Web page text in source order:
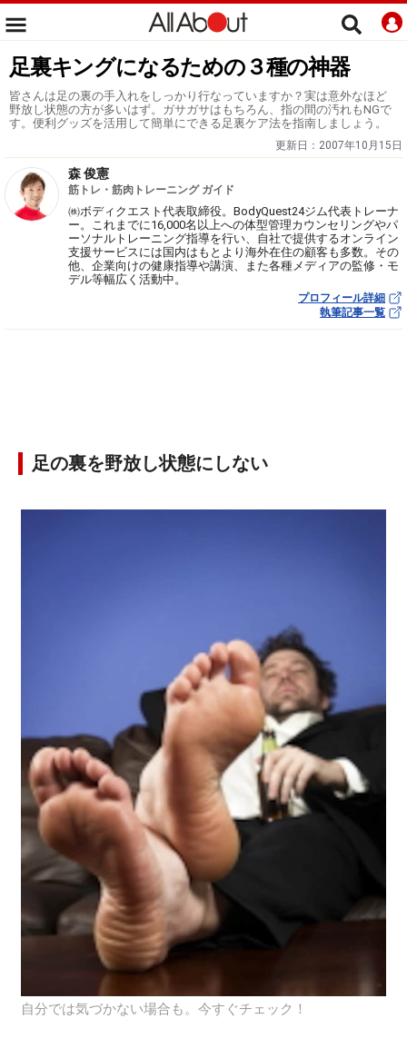
足裏キングになるための３種の神器
皆さんは足の裏の手入れをしっかり行なっていますか？実は意外なほど
野放し状態の方が多いはず。ガサガサはもちろん、指の間の汚れもNGで
す。便利グッズを活用して簡単にできる足裏ケア法を指南しましょう。
更新日： 2007年10月15日
森 俊憲
筋トレ・筋肉トレーニング ガイド
㈱ボディクエスト代表取締役。BodyQuest24ジム代表トレーナ
ー。これまでに16,000名以上への体型管理カウンセリングやパ
ーソナルトレーニング指導を行い、自社で提供するオンライン
支援サービスには国内はもとより海外在住の顧客も多数。その
他、企業向けの健康指導や講演、また各種メディアの監修・モ
デル等幅広く活動中。
プロフィール詳細
執筆記事一覧
足の裏を野放し状態にしない
自分では気づかない場合も。今すぐチェック！